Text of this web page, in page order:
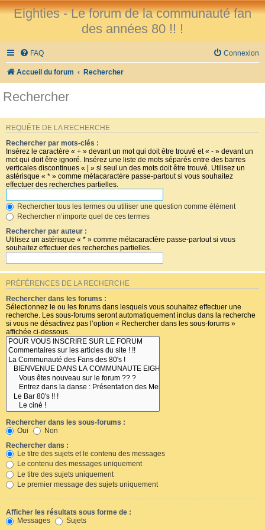
Eighties - Le forum de la communauté fan
des années 80 !! !
FAQ Connexion
Accueil du forum Rechercher
Rechercher
REQUÊTE DE LA RECHERCHE
Rechercher par mots-clés :
Insérez le caractère « + » devant un mot qui doit être trouvé et « - » devant un
mot qui doit être ignoré. Insérez une liste de mots séparés entre des barres
verticales discontinues « | » si seul un des mots doit être trouvé. Utilisez un
astérisque « * » comme métacaractère passe-partout si vous souhaitez
effectuer des recherches partielles.
Rechercher tous les termes ou utiliser une question comme élément
Rechercher n’importe quel de ces termes
Rechercher par auteur :
Utilisez un astérisque « * » comme métacaractère passe-partout si vous
souhaitez effectuer des recherches partielles.
PRÉFÉRENCES DE LA RECHERCHE
Rechercher dans les forums :
Sélectionnez le ou les forums dans lesquels vous souhaitez effectuer une
recherche. Les sous-forums seront automatiquement inclus dans la recherche
si vous ne désactivez pas l’option « Rechercher dans les sous-forums »
affichée ci-dessous.
Rechercher dans les sous-forums :
Oui
Non
Rechercher dans :
Le titre des sujets et le contenu des messages
Le contenu des messages uniquement
Le titre des sujets uniquement
Le premier message des sujets uniquement
Afficher les résultats sous forme de :
Messages
Sujets